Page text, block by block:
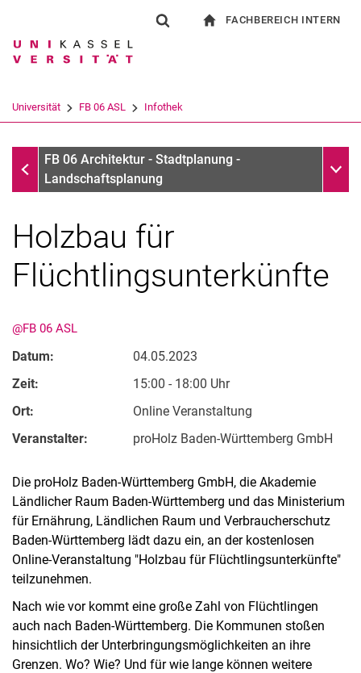
Springe direkt zu: Inhalt
Springe direkt zu: Suche
Springe direkt zu:
Suchbegriff
Suchen (öffnet externen Link in einem
FACHBEREICH INTERN
Universität FB 06 ASL Infothek
InfothekFB 06 Architektur - Stadtplanung -
Landschaftsplanung
Kontakte
Semesterinformationen
Publikationen
Presse- und Öffentlichkeitsarbeit
Webredaktion
Holzbau für
Flüchtlingsunterkünfte
@FB 06 ASL
Datum:
04.05.2023
Zeit:
15:00 - 18:00 Uhr
Ort:
Online Veranstaltung
Veranstalter:
proHolz Baden-Württemberg GmbH
Die proHolz Baden-Württemberg GmbH, die Akademie
Ländlicher Raum Baden-Württemberg und das Ministerium
für Ernährung, Ländlichen Raum und Verbraucherschutz
Baden-Württemberg lädt dazu ein, an der kostenlosen
Online-Veranstaltung "Holzbau für Flüchtlingsunterkünfte"
teilzunehmen.
Nach wie vor kommt eine große Zahl von Flüchtlingen
auch nach Baden-Württemberg. Die Kommunen stoßen
hinsichtlich der Unterbringungsmöglichkeiten an ihre
Grenzen. Wo? Wie? Und für wie lange können weitere